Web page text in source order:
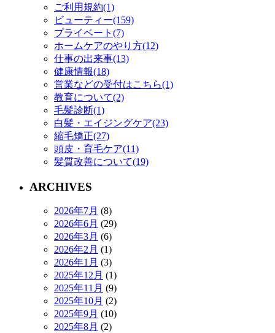
ご利用規約(1)
ビューティー(159)
プライベート(7)
ホームケアのやり方(12)
仕事の出来事(13)
健康情報(18)
営業などの受付はこちら(1)
教育について(2)
毛髪診断(1)
白髪・エイジングケア(23)
縮毛矯正(27)
頭皮・育毛ケア(11)
髪質改善について(19)
ARCHIVES
2026年7月 (8)
2026年6月 (29)
2026年3月 (6)
2026年2月 (1)
2026年1月 (3)
2025年12月 (1)
2025年11月 (9)
2025年10月 (2)
2025年9月 (10)
2025年8月 (2)